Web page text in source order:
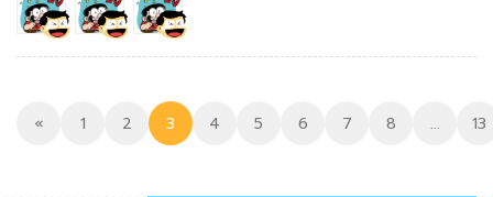
« 1 2 3 4 5 6 7 8 ... 13